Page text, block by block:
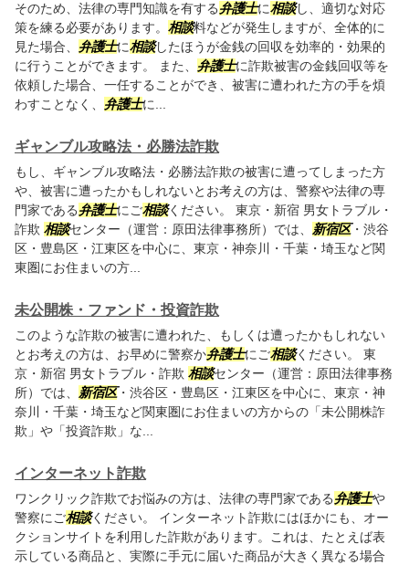
そのため、法律の専門知識を有する弁護士に相談し、適切な対応
策を練る必要があります。 相談料などが発生しますが、全体的に
見た場合、 弁護士に相談したほうが金銭の回収を効率的・効果的
に行うことができます。 また、 弁護士に詐欺被害の金銭回収等を
依頼した場合、一任することができ、被害に遭われた方の手を煩
わすことなく、 弁護士に...
ギャンブル攻略法・必勝法詐欺
もし、ギャンブル攻略法・必勝法詐欺の被害に遭ってしまった方
や、被害に遭ったかもしれないとお考えの方は、警察や法律の専
門家である弁護士にご相談ください。 東京・新宿 男女トラブル・
詐欺 相談センター（運営：原田法律事務所）では、 新宿区・渋谷
区・豊島区・江東区を中心に、東京・神奈川・千葉・埼玉など関
東圏にお住まいの方...
未公開株・ファンド・投資詐欺
このような詐欺の被害に遭われた、もしくは遭ったかもしれない
とお考えの方は、お早めに警察か弁護士にご相談ください。 東
京・新宿 男女トラブル・詐欺 相談センター（運営：原田法律事務
所）では、 新宿区・渋谷区・豊島区・江東区を中心に、東京・神
奈川・千葉・埼玉など関東圏にお住まいの方からの「未公開株詐
欺」や「投資詐欺」な...
インターネット詐欺
ワンクリック詐欺でお悩みの方は、法律の専門家である弁護士や
警察にご相談ください。 インターネット詐欺にはほかにも、オー
クションサイトを利用した詐欺があります。これは、たとえば表
示している商品と、実際に手元に届いた商品が大きく異なる場合